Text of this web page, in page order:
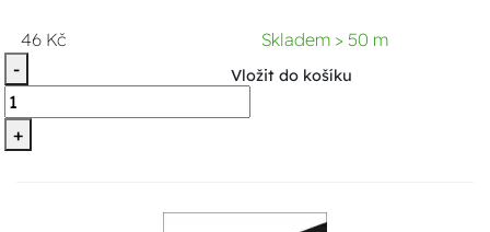
46 Kč
Skladem > 50 m
-
+
Vložit do košíku